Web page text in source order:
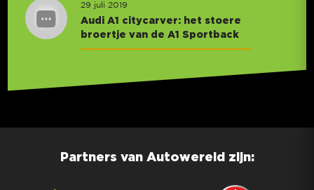
29 juli 2019
Audi A1 citycarver: het stoere
broertje van de A1 Sportback
Partners van Autowereld zijn: